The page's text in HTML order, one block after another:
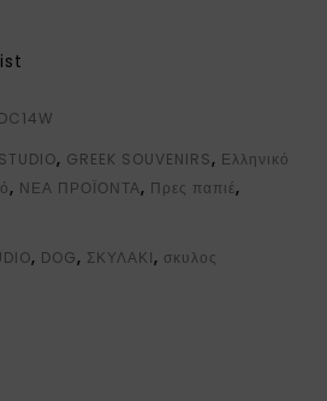
, GREEK SOUVENIRS, Ελληνικό
, ΝΕΑ ΠΡΟΪΟΝΤΑ, Πρες παπιέ,
, DOG, ΣΚΥΛΑΚΙ, σκυλος